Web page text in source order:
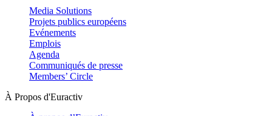
Media Solutions
Projets publics européens
Evénements
Emplois
Agenda
Communiqués de presse
Members’ Circle
À Propos d'Euractiv